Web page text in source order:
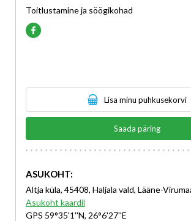
Toitlustamine ja söögikohad
Lisa minu puhkusekorvi
Saada päring
ASUKOHT:
Altja küla, 45408, Haljala vald, Lääne-
Asukoht kaardil
GPS 59°35'1''N, 26°6'27''E